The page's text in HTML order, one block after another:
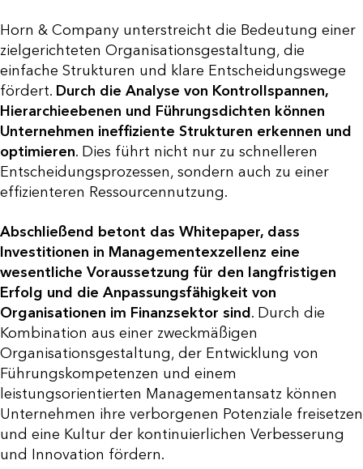
Horn & Company unterstreicht die Bedeutung einer
zielgerichteten Organisationsgestaltung, die
einfache Strukturen und klare Entscheidungswege
fördert. Durch die Analyse von Kontrollspannen,
Hierarchieebenen und Führungsdichten können
Unternehmen ineffiziente Strukturen erkennen und
optimieren. Dies führt nicht nur zu schnelleren
Entscheidungsprozessen, sondern auch zu einer
effizienteren Ressourcennutzung.
Abschließend betont das Whitepaper, dass
Investitionen in Managementexzellenz eine
wesentliche Voraussetzung für den langfristigen
Erfolg und die Anpassungsfähigkeit von
Organisationen im Finanzsektor sind. Durch die
Kombination aus einer zweckmäßigen
Organisationsgestaltung, der Entwicklung von
Führungskompetenzen und einem
leistungsorientierten Managementansatz können
Unternehmen ihre verborgenen Potenziale freisetzen
und eine Kultur der kontinuierlichen Verbesserung
und Innovation fördern.